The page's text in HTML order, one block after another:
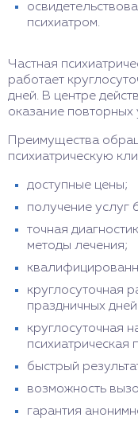
психиатром.
Частная
работает
дней. В центре
оказание повторных
Преимущества
психиатрическую
доступные цены;
получение услуг
точная
методы лечения;
круглосуточная
праздничных
круглосуточная
психиатрическая
быстрый
возможность
гарантия